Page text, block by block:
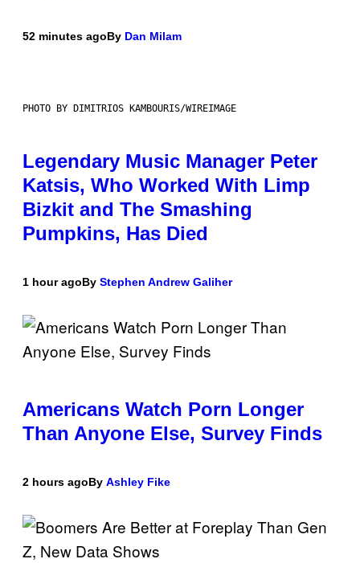
52 minutes agoBy Dan Milam
PHOTO BY DIMITRIOS KAMBOURIS/WIREIMAGE
Legendary Music Manager Peter
Katsis, Who Worked With Limp
Bizkit and The Smashing
Pumpkins, Has Died
1 hour agoBy Stephen Andrew Galiher
Americans Watch Porn Longer
Than Anyone Else, Survey Finds
2 hours agoBy Ashley Fike